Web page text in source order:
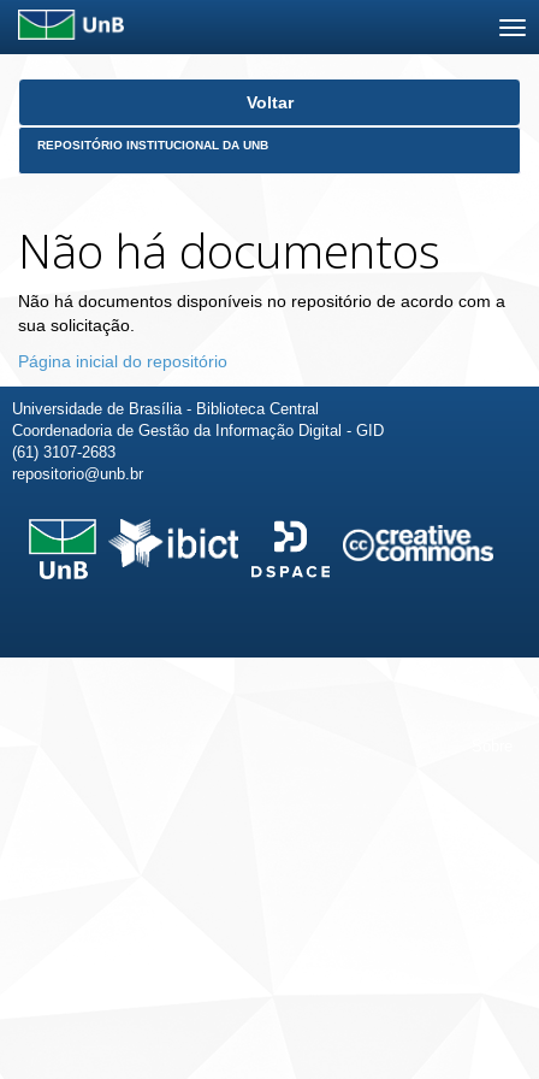
Skip
Voltar
REPOSITÓRIO INSTITUCIONAL DA UNB
Não há documentos
Não há documentos disponíveis no repositório de acordo com a
sua solicitação.
Página inicial do repositório
Universidade de Brasília - Biblioteca Central
Coordenadoria de Gestão da Informação Digital - GID
(61) 3107-2683
repositorio@unb.br